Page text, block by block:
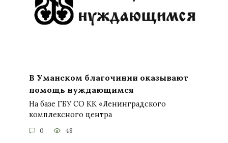
В Уманском благочинии оказывают
помощь нуждающимся
На базе ГБУ СО КК «Ленинградского
комплексного центра
0 48